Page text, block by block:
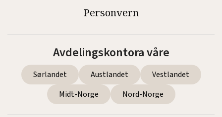
Personvern
Avdelingskontora våre
Sørlandet Austlandet
Vestlandet
Midt-Norge
Nord-Norge